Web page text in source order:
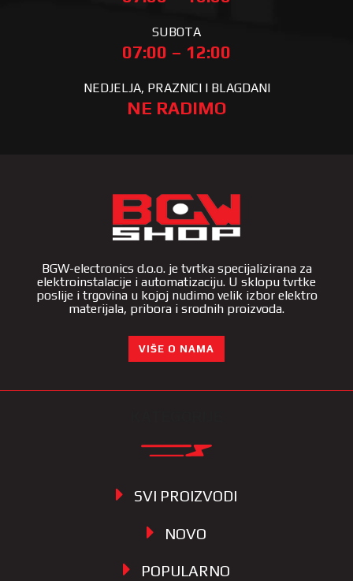
SUBOTA
07:00 – 12:00
NEDJELJA, PRAZNICI I BLAGDANI
NE RADIMO
BGW-electronics d.o.o. je tvrtka specijalizirana za
elektroinstalacije i automatizaciju. U sklopu tvrtke
poslije i trgovina u kojoj nudimo velik izbor elektro
materijala, pribora i srodnih proizvoda.
VIŠE O NAMA
SVI PROIZVODI
NOVO
POPULARNO